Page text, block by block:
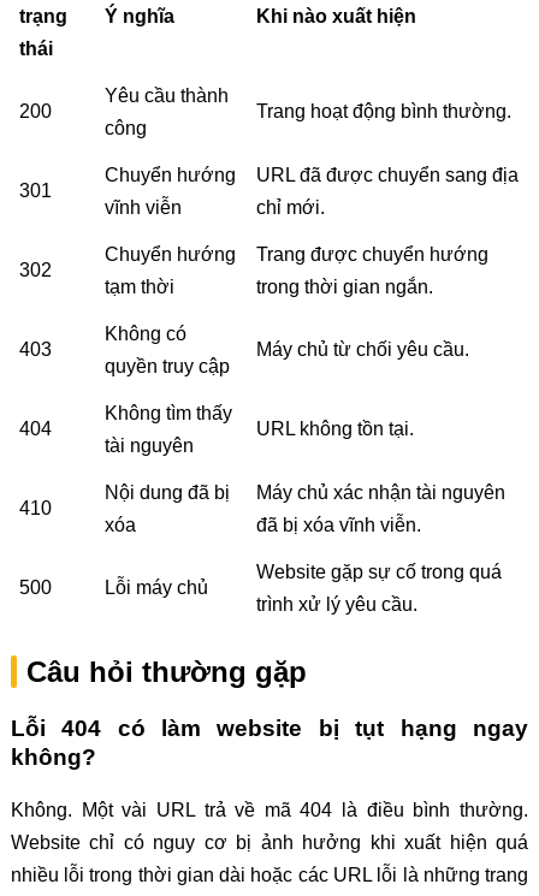
trạng
thái
Ý nghĩa Khi nào xuất hiện
200
Yêu cầu thành
công
Trang hoạt động bình thường.
301
Chuyển hướng
vĩnh viễn
URL đã được chuyển sang địa
chỉ mới.
302
Chuyển hướng
tạm thời
Trang được chuyển hướng
trong thời gian ngắn.
403
Không có
quyền truy cập
Máy chủ từ chối yêu cầu.
404
Không tìm thấy
tài nguyên
URL không tồn tại.
410
Nội dung đã bị
xóa
Máy chủ xác nhận tài nguyên
đã bị xóa vĩnh viễn.
500 Lỗi máy chủ
Website gặp sự cố trong quá
trình xử lý yêu cầu.
Câu hỏi thường gặp
Lỗi 404 có làm website bị tụt hạng ngay
không?
Không. Một vài URL trả về mã 404 là điều bình thường.
Website chỉ có nguy cơ bị ảnh hưởng khi xuất hiện quá
nhiều lỗi trong thời gian dài hoặc các URL lỗi là những trang